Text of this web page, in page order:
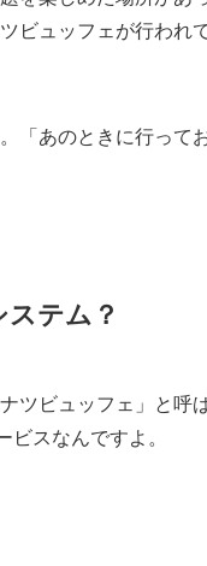
ビュッフェが行わ
「あのときに行って
テム？
ツビュッフェ」と
スなんですよ。